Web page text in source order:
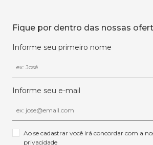
Fique por dentro das nossas
Informe seu primeiro nome
Informe seu e-mail
Ao se cadastrar você irá concordar com a
privacidade